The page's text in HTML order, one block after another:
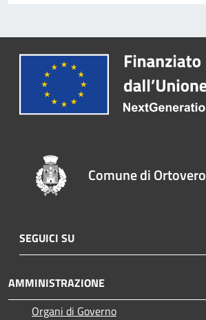
Comune di Ortovero
SEGUICI SU
AMMINISTRAZIONE
Organi di Governo